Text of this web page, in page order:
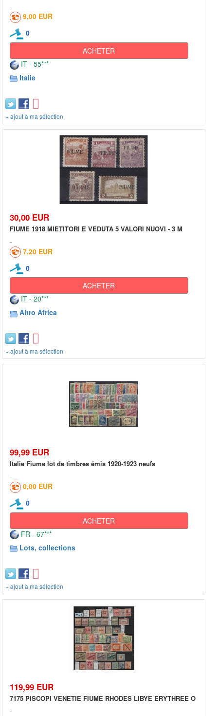
9,00 EUR
0
ACHETER
IT - 55***
Italie
+ ajout à ma sélection
30,00 EUR
FIUME 1918 MIETITORI E VEDUTA 5 VALORI NUOVI - 3 M
7,20 EUR
0
ACHETER
IT - 20***
Altro Africa
+ ajout à ma sélection
99,99 EUR
Italie Fiume lot de timbres émis 1920-1923 neufs
0,00 EUR
0
ACHETER
FR - 67***
Lots, collections
+ ajout à ma sélection
119,99 EUR
7175 PISCOPI VENETIE FIUME RHODES LIBYE ERYTHREE O